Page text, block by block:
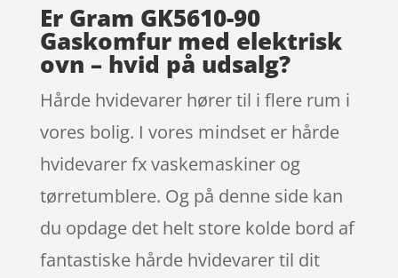
Er Gram GK5610-90
Gaskomfur med elektrisk
ovn – hvid på udsalg?
Hårde hvidevarer hører til i flere rum i
vores bolig. I vores mindset er hårde
hvidevarer fx vaskemaskiner og
tørretumblere. Og på denne side kan
du opdage det helt store kolde bord af
fantastiske hårde hvidevarer til dit